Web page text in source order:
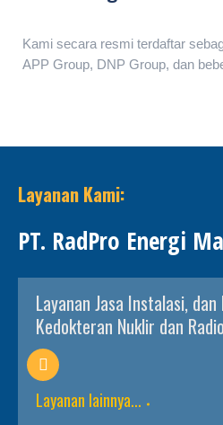
Kami secara resmi terdaftar
APP Group, DNP Group, dan
Layanan Kami:
PT. RadPro Energi
Layanan Jasa Instalasi,
Kedokteran Nuklir dan
Layanan lainnya...